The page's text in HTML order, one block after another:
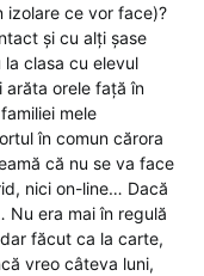
izolare ce vor face)?
și cu alți șase
clasa cu elevul
arăta orele față în
mele
în comun cărora
că nu se va face
nici on-line… Dacă
Nu era mai în regulă
făcut ca la carte,
vreo câteva luni,